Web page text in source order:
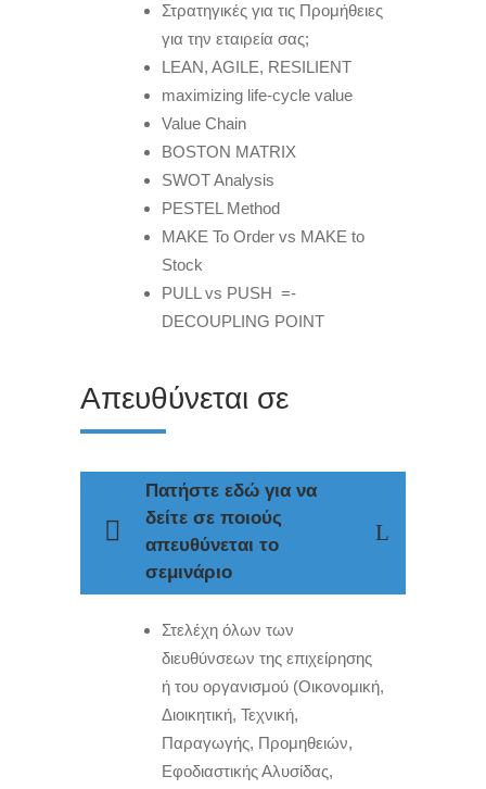
Στρατηγικές για τις Προμήθειες
για την εταιρεία σας;
LEAN, AGILE, RESILIENT
maximizing life-cycle value
Value Chain
BOSTON MATRIX
SWOT Analysis
PESTEL Method
MAKE To Order vs MAKE to
Stock
PULL vs PUSH =-
DECOUPLING POINT
Απευθύνεται σε
Πατήστε εδώ για να
δείτε σε ποιούς
απευθύνεται το
σεμινάριο
Στελέχη όλων των
διευθύνσεων της επιχείρησης
ή του οργανισμού (Οικονομική,
Διοικητική, Τεχνική,
Παραγωγής, Προμηθειών,
Εφοδιαστικής Αλυσίδας,